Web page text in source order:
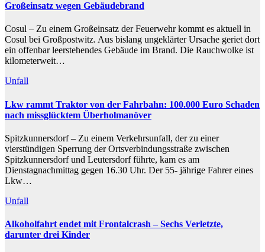
Großeinsatz wegen Gebäudebrand
Cosul – Zu einem Großeinsatz der Feuerwehr kommt es aktuell in
Cosul bei Großpostwitz. Aus bislang ungeklärter Ursache geriet dort
ein offenbar leerstehendes Gebäude im Brand. Die Rauchwolke ist
kilometerweit…
Unfall
Lkw rammt Traktor von der Fahrbahn: 100.000 Euro Schaden
nach missglücktem Überholmanöver
Spitzkunnersdorf – Zu einem Verkehrsunfall, der zu einer
vierstündigen Sperrung der Ortsverbindungsstraße zwischen
Spitzkunnersdorf und Leutersdorf führte, kam es am
Dienstagnachmittag gegen 16.30 Uhr. Der 55- jährige Fahrer eines
Lkw…
Unfall
Alkoholfahrt endet mit Frontalcrash – Sechs Verletzte,
darunter drei Kinder